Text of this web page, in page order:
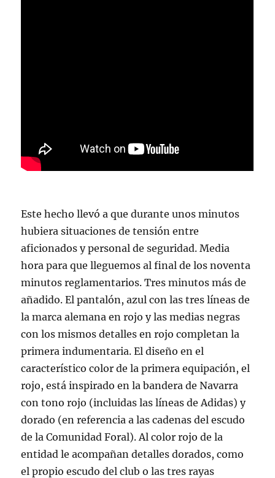
Este hecho llevó a que durante unos minutos
hubiera situaciones de tensión entre
aficionados y personal de seguridad. Media
hora para que lleguemos al final de los noventa
minutos reglamentarios. Tres minutos más de
añadido. El pantalón, azul con las tres líneas de
la marca alemana en rojo y las medias negras
con los mismos detalles en rojo completan la
primera indumentaria. El diseño en el
característico color de la primera equipación, el
rojo, está inspirado en la bandera de Navarra
con tono rojo (incluidas las líneas de Adidas) y
dorado (en referencia a las cadenas del escudo
de la Comunidad Foral). Al color rojo de la
entidad le acompañan detalles dorados, como
el propio escudo del club o las tres rayas